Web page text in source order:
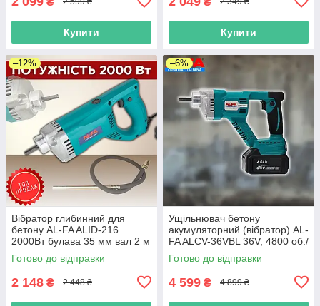
Купити Купити
–12%
Вібратор глибинний для
бетону AL-FA ALID-216
2000Вт булавa 35 мм вал 2 м
для ущільнення бетону
Готово до відправки
2 148 ₴ 2 448 ₴
–6%
Ущільнювач бетону
акумуляторний (вібратор) AL-
FA ALCV-36VBL 36V, 4800 об./
хв, 1,5 м булава
Готово до відправки
4 599 ₴ 4 899 ₴